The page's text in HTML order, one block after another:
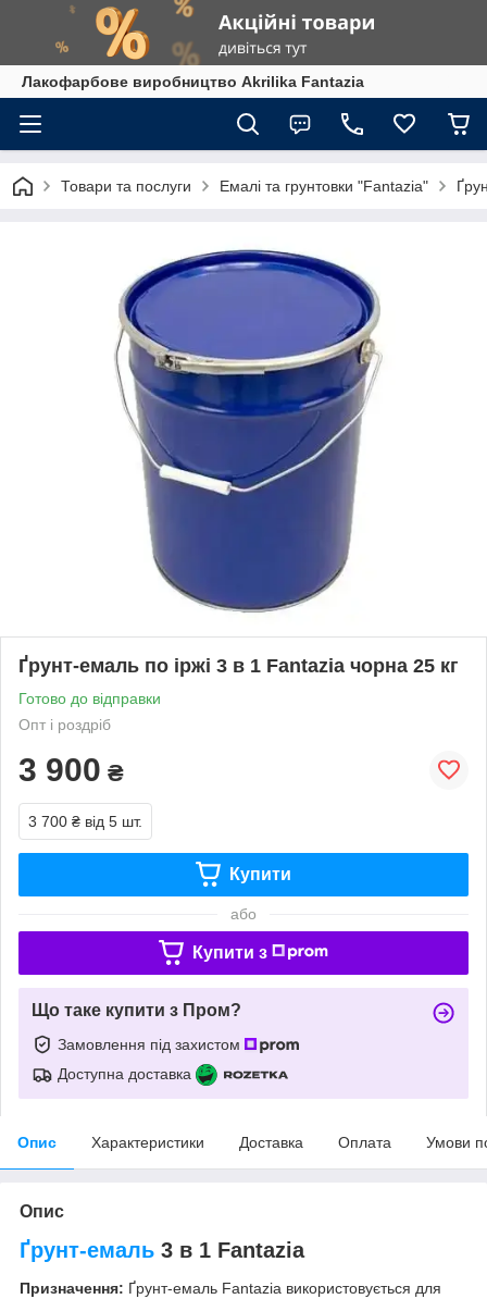
Лакофарбове виробництво Akrilika Fantazia
Товари та послуги Емалі та грунтовки "Fantazia"
Ґрунт-емаль по іржі 3 в 1 Fantazia чорна 25 кг
Готово до відправки
Опт і роздріб
3 900 ₴
3 700 ₴ від 5 шт.
Купити
або
Купити з
Що таке купити з Пром?
Замовлення під захистом
Доступна доставка
Опис Характеристики Доставка Оплата Умови
Опис
Ґрунт-емаль 3 в 1 Fantazia
Призначення: Ґрунт-емаль Fantazia використовується для